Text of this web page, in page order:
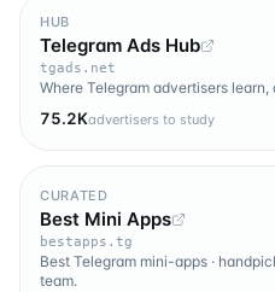
HUB
Telegram Ads Hub
tgads.net
Where Telegram advertisers
75.2Kadvertisers to study
CURATED
Best Mini Apps
bestapps.tg
Best Telegram mini-apps ·
team.